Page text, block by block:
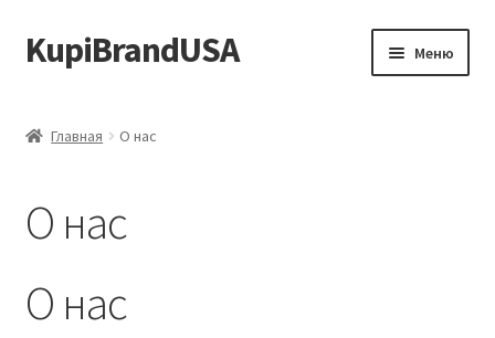
Перейти
к
Перейти
к
KupiBrandUSA Меню
Доставка и условия
Главная О нас
О нас
О нас